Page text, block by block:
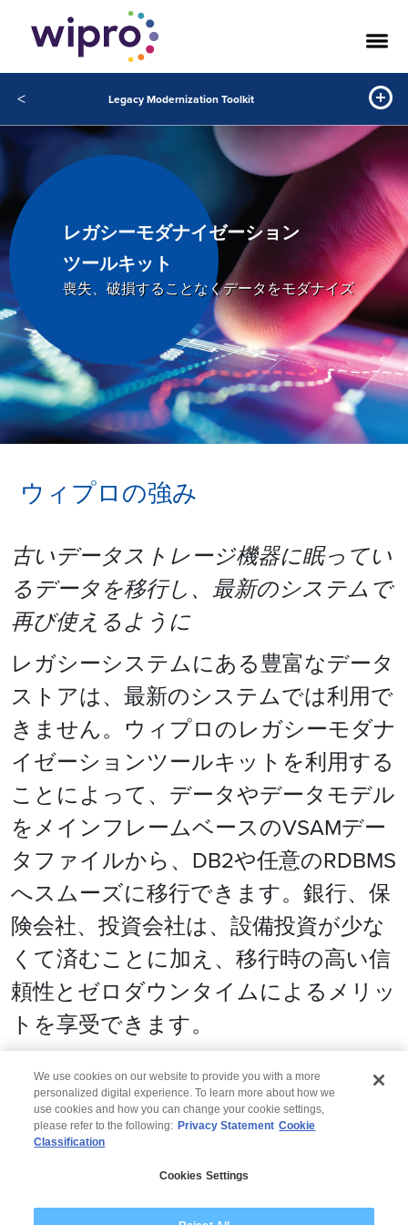
< Legacy Modernization Toolkit
レガシーモダナイゼーション
ツールキット
喪失、破損することなくデータをモダナイズ
ウィプロの強み
古いデータストレージ機器に眠ってい
るデータを移行し、最新のシステムで
再び使えるように
レガシーシステムにある豊富なデータ
ストアは、最新のシステムでは利用で
きません。ウィプロのレガシーモダナ
イゼーションツールキットを利用する
ことによって、データやデータモデル
をメインフレームベースのVSAMデー
タファイルから、DB2や任意のRDBMS
へスムーズに移行できます。銀行、保
険会社、投資会社は、設備投資が少な
くて済むことに加え、移行時の高い信
頼性とゼロダウンタイムによるメリッ
トを享受できます。
© 2026 Wipro
Disclaimer
Privacy
We use cookies on our website to provide you with a more
personalized digital experience. To learn more about how we
use cookies and how you can change your cookie settings,
please refer to the following: Privacy Statement Cookie
Classification
Cookies Settings